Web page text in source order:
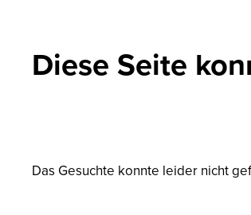
Diese Seite
Das Gesuchte konnte leider nicht